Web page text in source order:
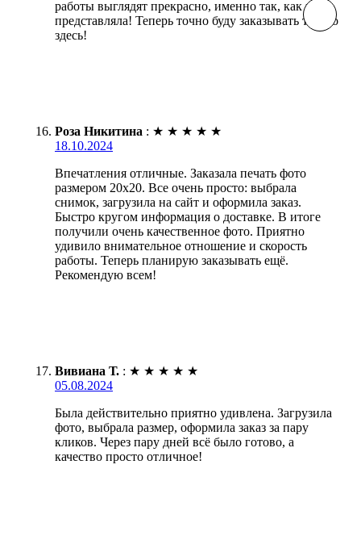
работы выглядят прекрасно, именно так, как и
представляла! Теперь точно буду заказывать только
здесь!
Роза Никитина : ★ ★ ★ ★ ★
18.10.2024
Впечатления отличные. Заказала печать фото
размером 20х20. Все очень просто: выбрала
снимок, загрузила на сайт и оформила заказ.
Быстро кругом информация о доставке. В итоге
получили очень качественное фото. Приятно
удивило внимательное отношение и скорость
работы. Теперь планирую заказывать ещё.
Рекомендую всем!
Вивиана Т. : ★ ★ ★ ★ ★
05.08.2024
Была действительно приятно удивлена. Загрузила
фото, выбрала размер, оформила заказ за пару
кликов. Через пару дней всё было готово, а
качество просто отличное!